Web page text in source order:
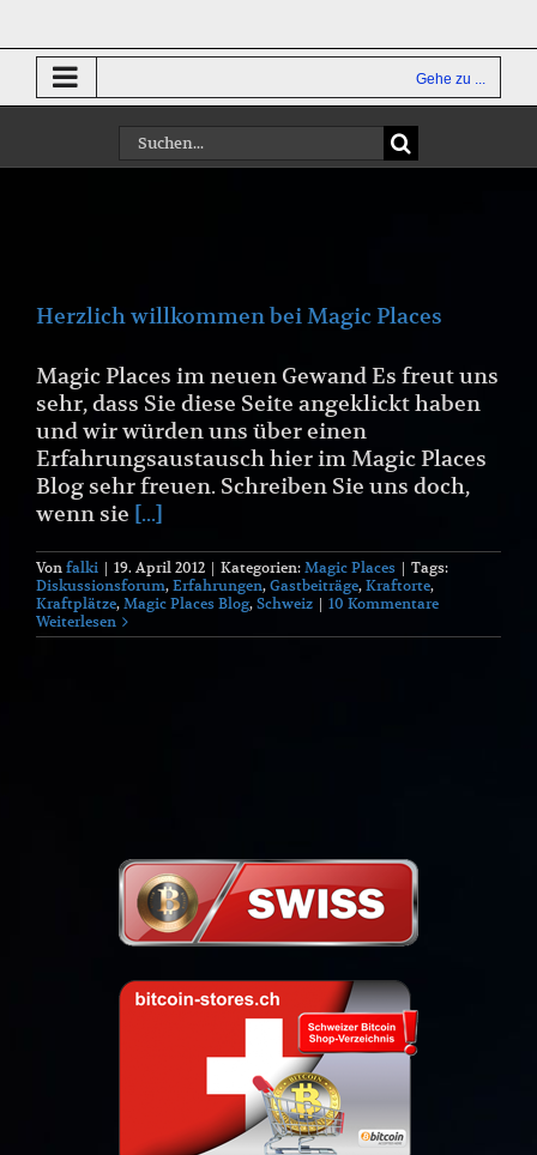
springen
Gehe zu ...
Suche
nach:
Herzlich willkommen bei Magic Places
Magic Places im neuen Gewand Es freut uns
sehr, dass Sie diese Seite angeklickt haben
und wir würden uns über einen
Erfahrungsaustausch hier im Magic Places
Blog sehr freuen. Schreiben Sie uns doch,
wenn sie [...]
Von falki | 19. April 2012 | Kategorien: Magic Places | Tags:
Diskussionsforum, Erfahrungen, Gastbeiträge, Kraftorte,
Kraftplätze, Magic Places Blog, Schweiz | 10 Kommentare
Weiterlesen